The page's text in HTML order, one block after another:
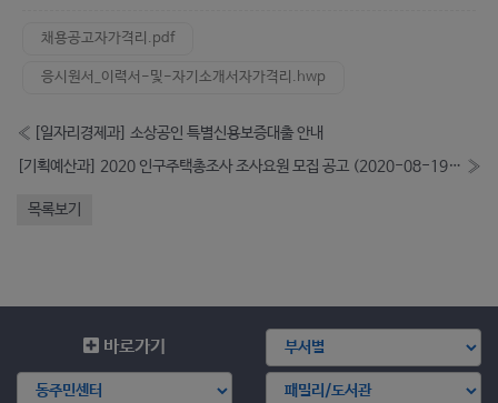
채용공고자가격리.pdf
응시원서_이력서-및-자기소개서자가격리.hwp
«
[일자리경제과] 소상공인 특별신용보증대출 안내
[기획예산과] 2020 인구주택총조사 조사요원 모집 공고 (2020-08-19~2020-09-03) »
목록보기
바로가기